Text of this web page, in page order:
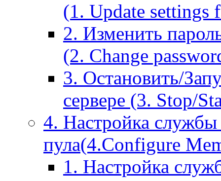
(1. Update settings
2. Изменить
(2. Change
3. Остановить/
сервере (3. Stop/
4. Настройка
пула(4.Configure
1. Настройка